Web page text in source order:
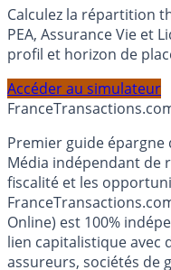
Simulateur
Calculez la répartition
profil et horizon de
France
Premier guide épargne
Média indépendant de
fiscalité et les
Online) est 100%